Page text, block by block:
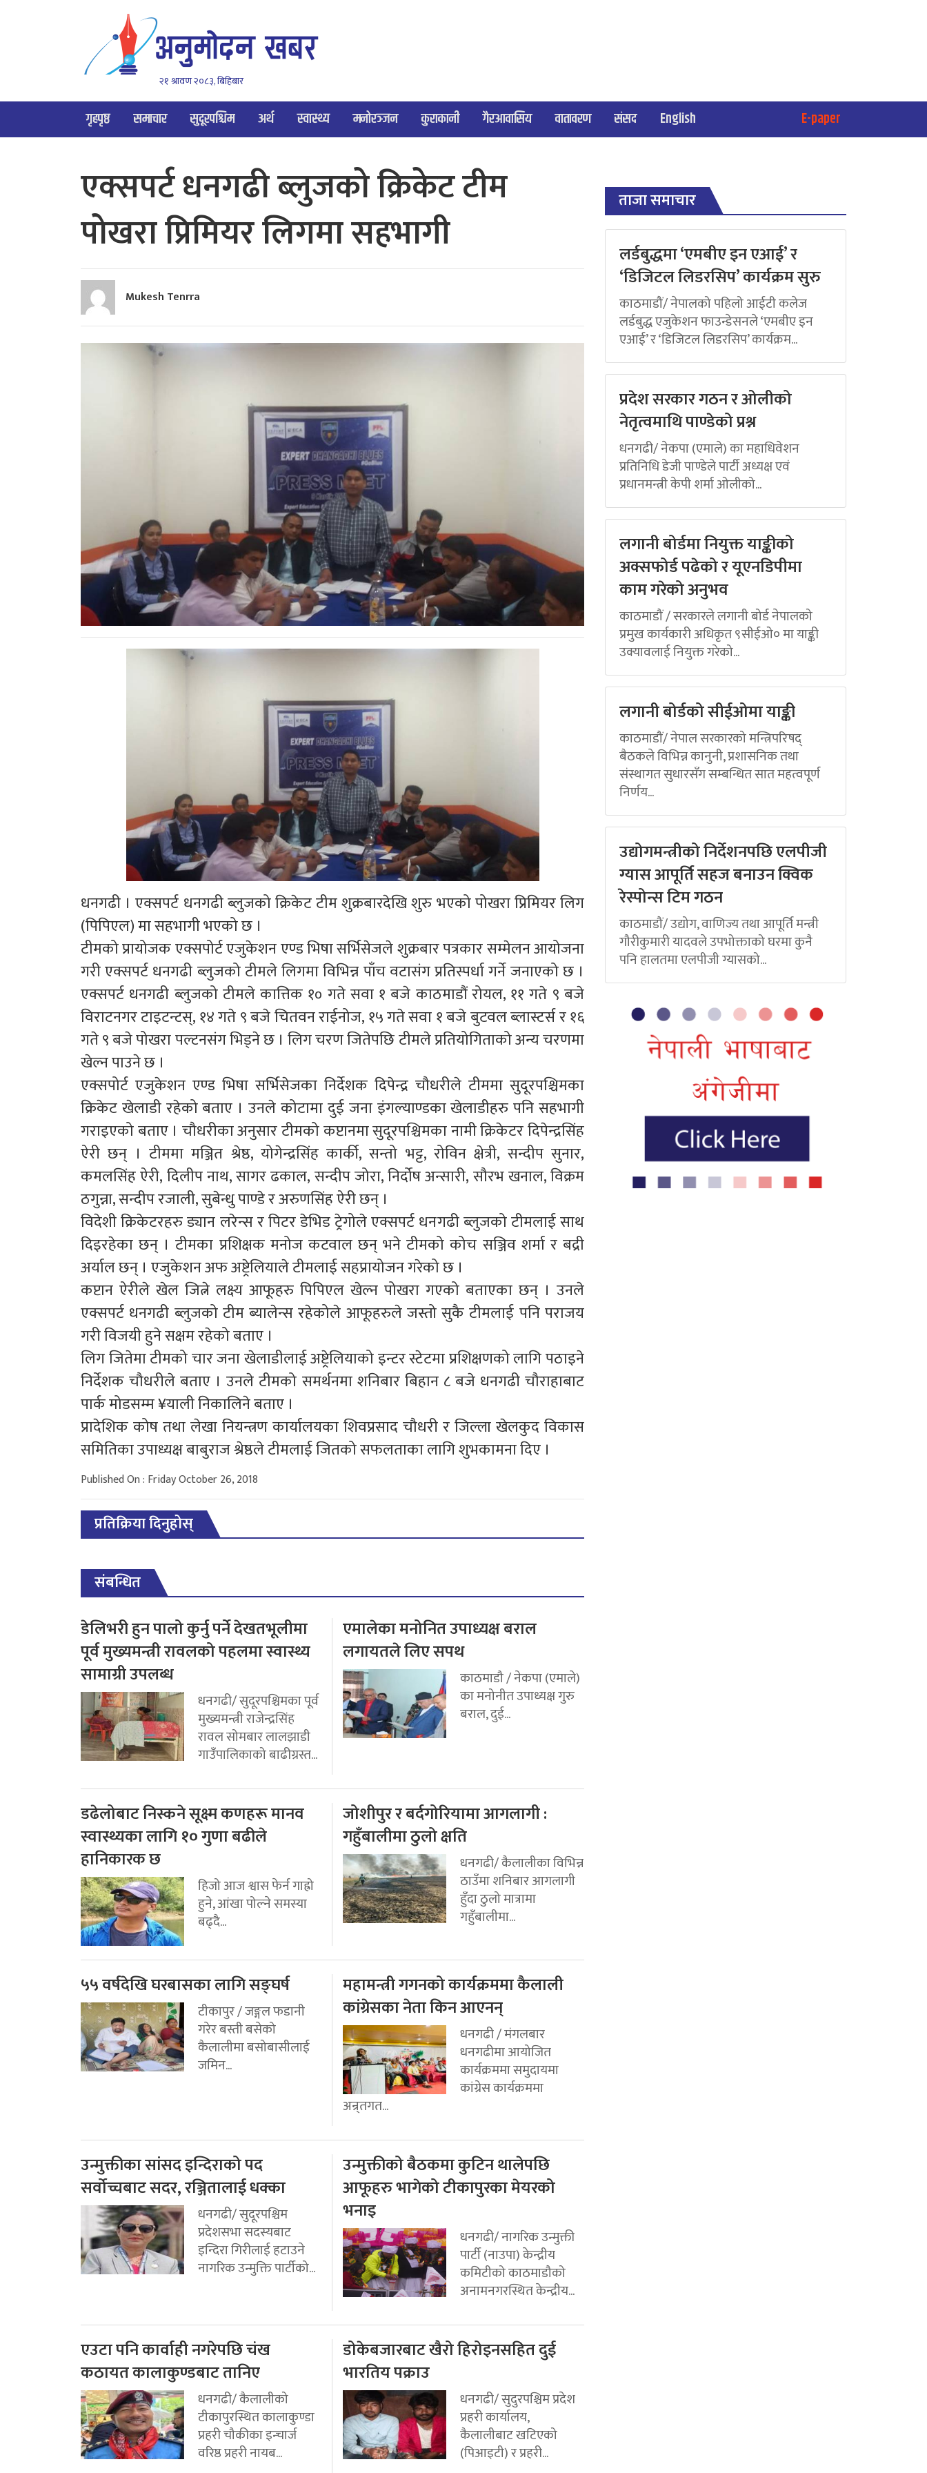
२१ श्रावण २०८३, बिहिबार
गृहपृष्ठ समाचार सुदूरपश्चिम अर्थ स्वास्थ्य मनोरञ्जन कुराकानी गैरआवासिय वातावरण संसद English E-paper
एक्सपर्ट धनगढी ब्लुजको क्रिकेट टीम
पोखरा प्रिमियर लिगमा सहभागी
Mukesh Tenrra
धनगढी । एक्सपर्ट धनगढी ब्लुजको क्रिकेट टीम शुक्रबारदेखि शुरु भएको पोखरा प्रिमियर लिग
(पिपिएल) मा सहभागी भएको छ ।
टीमको प्रायोजक एक्सपोर्ट एजुकेशन एण्ड भिषा सर्भिसेजले शुक्रबार पत्रकार सम्मेलन आयोजना
गरी एक्सपर्ट धनगढी ब्लुजको टीमले लिगमा विभिन्न पाँच वटासंग प्रतिस्पर्धा गर्ने जनाएको छ ।
एक्सपर्ट धनगढी ब्लुजको टीमले कात्तिक १० गते सवा १ बजे काठमाडौं रोयल, ११ गते ९ बजे
विराटनगर टाइटन्टस्, १४ गते ९ बजे चितवन राईनोज, १५ गते सवा १ बजे बुटवल ब्लास्टर्स र १६
गते ९ बजे पोखरा पल्टनसंग भिड्ने छ । लिग चरण जितेपछि टीमले प्रतियोगिताको अन्य चरणमा
खेल्न पाउने छ ।
एक्सपोर्ट एजुकेशन एण्ड भिषा सर्भिसेजका निर्देशक दिपेन्द्र चौधरीले टीममा सुदूरपश्चिमका
क्रिकेट खेलाडी रहेको बताए । उनले कोटामा दुई जना इंगल्याण्डका खेलाडीहरु पनि सहभागी
गराइएको बताए । चौधरीका अनुसार टीमको कप्टानमा सुदूरपश्चिमका नामी क्रिकेटर दिपेन्द्रसिंह
ऐरी छन् । टीममा मञ्जित श्रेष्ठ, योगेन्द्रसिंह कार्की, सन्तो भट्ट, रोविन क्षेत्री, सन्दीप सुनार,
कमलसिंह ऐरी, दिलीप नाथ, सागर ढकाल, सन्दीप जोरा, निर्दोष अन्सारी, सौरभ खनाल, विक्रम
ठगुन्ना, सन्दीप रजाली, सुबेन्धु पाण्डे र अरुणसिंह ऐरी छन् ।
विदेशी क्रिकेटरहरु ड्यान लरेन्स र पिटर डेभिड ट्रेगोले एक्सपर्ट धनगढी ब्लुजको टीमलाई साथ
दिइरहेका छन् । टीमका प्रशिक्षक मनोज कटवाल छन् भने टीमको कोच सञ्जिव शर्मा र बद्री
अर्याल छन् । एजुकेशन अफ अष्ट्रेलियाले टीमलाई सहप्रायोजन गरेको छ ।
कप्टान ऐरीले खेल जित्ने लक्ष्य आफूहरु पिपिएल खेल्न पोखरा गएको बताएका छन् । उनले
एक्सपर्ट धनगढी ब्लुजको टीम ब्यालेन्स रहेकोले आफूहरुले जस्तो सुकै टीमलाई पनि पराजय
गरी विजयी हुने सक्षम रहेको बताए ।
लिग जितेमा टीमको चार जना खेलाडीलाई अष्ट्रेलियाको इन्टर स्टेटमा प्रशिक्षणको लागि पठाइने
निर्देशक चौधरीले बताए । उनले टीमको समर्थनमा शनिबार बिहान ८ बजे धनगढी चौराहाबाट
पार्क मोडसम्म ¥याली निकालिने बताए ।
प्रादेशिक कोष तथा लेखा नियन्त्रण कार्यालयका शिवप्रसाद चौधरी र जिल्ला खेलकुद विकास
समितिका उपाध्यक्ष बाबुराज श्रेष्ठले टीमलाई जितको सफलताका लागि शुभकामना दिए ।
Published On : Friday October 26, 2018
प्रतिक्रिया दिनुहोस्
संबन्धित
डेलिभरी हुन पालो कुर्नु पर्ने देखतभूलीमा
पूर्व मुख्यमन्त्री रावलको पहलमा स्वास्थ्य
सामाग्री उपलब्ध
धनगढी/ सुदूरपश्चिमका पूर्व
मुख्यमन्त्री राजेन्द्रसिंह
रावल सोमबार लालझाडी
गाउँपालिकाको बाढीग्रस्त...
एमालेका मनोनित उपाध्यक्ष बराल
लगायतले लिए सपथ
काठमाडौ / नेकपा (एमाले)
का मनोनीत उपाध्यक्ष गुरु
बराल, दुई...
डढेलोबाट निस्कने सूक्ष्म कणहरू मानव
स्वास्थ्यका लागि १० गुणा बढीले
हानिकारक छ
हिजो आज श्वास फेर्न गाह्रो
हुने, आंखा पोल्ने समस्या
बढ्दै...
जोशीपुर र बर्दगोरियामा आगलागी :
गहुँबालीमा ठुलो क्षति
धनगढी/ कैलालीका विभिन्न
ठाउँमा शनिबार आगलागी
हुँदा ठुलो मात्रामा
गहुँबालीमा...
५५ वर्षदेखि घरबासका लागि सङ्घर्ष
टीकापुर / जङ्गल फडानी
गरेर बस्ती बसेको
कैलालीमा बसोबासीलाई
जमिन...
महामन्त्री गगनको कार्यक्रममा कैलाली
कांग्रेसका नेता किन आएनन्
धनगढी / मंगलबार
धनगढीमा आयोजित
कार्यक्रममा समुदायमा
कांग्रेस कार्यक्रममा
अन्र्तगत...
उन्मुक्तीका सांसद इन्दिराको पद
सर्वोच्चबाट सदर, रञ्जितालाई धक्का
धनगढी/ सुदूरपश्चिम
प्रदेशसभा सदस्यबाट
इन्दिरा गिरीलाई हटाउने
नागरिक उन्मुक्ति पार्टीको...
उन्मुक्तीको बैठकमा कुटिन थालेपछि
आफूहरु भागेको टीकापुरका मेयरको
भनाइ
धनगढी/ नागरिक उन्मुक्ती
पार्टी (नाउपा) केन्द्रीय
कमिटीको काठमाडौको
अनामनगरस्थित केन्द्रीय...
एउटा पनि कार्वाही नगरेपछि चंख
कठायत कालाकुण्डबाट तानिए
धनगढी/ कैलालीको
टीकापुरस्थित कालाकुण्डा
प्रहरी चौकीका इन्चार्ज
वरिष्ठ प्रहरी नायब...
डोकेबजारबाट खैरो हिरोइनसहित दुई
भारतिय पक्राउ
धनगढी/ सुदुरपश्चिम प्रदेश
प्रहरी कार्यालय,
कैलालीबाट खटिएको
(पिआइटी) र प्रहरी...
ताजा समाचार
लर्डबुद्धमा ‘एमबीए इन एआई’ र
‘डिजिटल लिडरसिप’ कार्यक्रम सुरु
काठमाडौं/ नेपालको पहिलो आईटी कलेज
लर्डबुद्ध एजुकेशन फाउन्डेसनले ‘एमबीए इन
एआई’ र ‘डिजिटल लिडरसिप’ कार्यक्रम...
प्रदेश सरकार गठन र ओलीको
नेतृत्वमाथि पाण्डेको प्रश्न
धनगढी/ नेकपा (एमाले) का महाधिवेशन
प्रतिनिधि डेजी पाण्डेले पार्टी अध्यक्ष एवं
प्रधानमन्त्री केपी शर्मा ओलीको...
लगानी बोर्डमा नियुक्त याङ्कीको
अक्सफोर्ड पढेको र यूएनडिपीमा
काम गरेको अनुभव
काठमाडौं / सरकारले लगानी बोर्ड नेपालको
प्रमुख कार्यकारी अधिकृत ९सीईओ० मा याङ्की
उक्यावलाई नियुक्त गरेको...
लगानी बोर्डको सीईओमा याङ्की
काठमाडौं/ नेपाल सरकारको मन्त्रिपरिषद्
बैठकले विभिन्न कानुनी, प्रशासनिक तथा
संस्थागत सुधारसँग सम्बन्धित सात महत्वपूर्ण
निर्णय...
उद्योगमन्त्रीको निर्देशनपछि एलपीजी
ग्यास आपूर्ति सहज बनाउन क्विक
रेस्पोन्स टिम गठन
काठमाडौं/ उद्योग, वाणिज्य तथा आपूर्ति मन्त्री
गौरीकुमारी यादवले उपभोक्ताको घरमा कुनै
पनि हालतमा एलपीजी ग्यासको...